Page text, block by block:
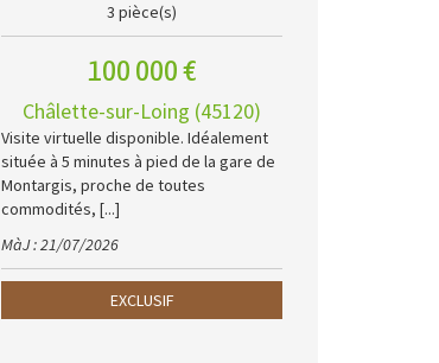
3 pièce(s)
100 000 €
Châlette-sur-Loing (45120)
Visite virtuelle disponible. Idéalement
située à 5 minutes à pied de la gare de
Montargis, proche de toutes
commodités, [...]
MàJ : 21/07/2026
EXCLUSIF